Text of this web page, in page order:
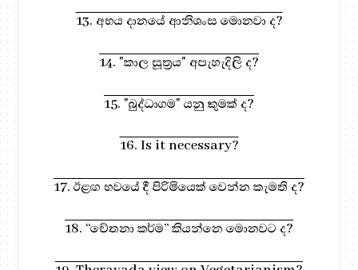
13. අභය දානයේ ආනිශංස මොනවා ද?
14. "කාල සූත්‍රය" අපැහැදිලි ද?
15. "බුද්ධාගම" යනු කුමක් ද?
16. Is it necessary?
17. ඊළඟ භවයේ දී පිරිමියෙක් වෙන්න කැමති ද?
18. “චේතනා කර්ම” කියන්නෙ මොනවට ද?